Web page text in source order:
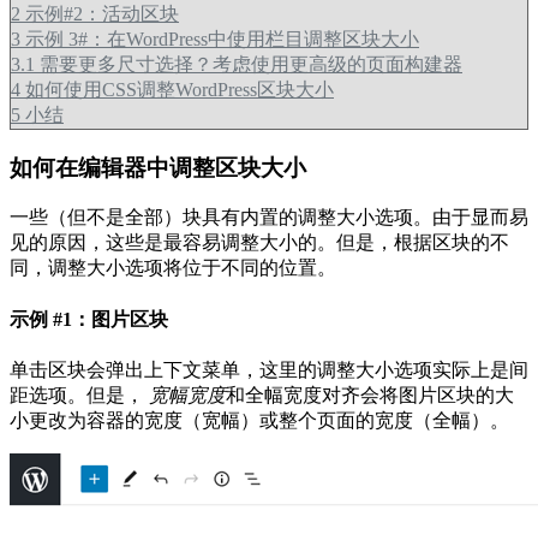
2 示例#2：活动区块
3 示例 3#：在WordPress中使用栏目调整区块大小
3.1 需要更多尺寸选择？考虑使用更高级的页面构建器
4 如何使用CSS调整WordPress区块大小
5 小结
如何在编辑器中调整区块大小
一些（但不是全部）块具有内置的调整大小选项。由于显而易
见的原因，这些是最容易调整大小的。但是，根据区块的不
同，调整大小选项将位于不同的位置。
示例 #1：图片区块
单击区块会弹出上下文菜单，这里的调整大小选项实际上是间
距选项。但是，
宽幅宽度和全幅宽度对齐会将图片区块的大
小更改为容器的宽度（宽幅）或整个页面的宽度（全幅）。